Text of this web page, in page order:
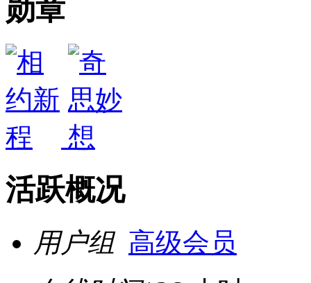
勋章
活跃概况
用户组 高级会员